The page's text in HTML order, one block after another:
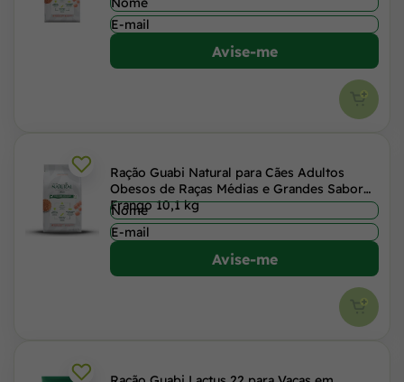
Avise-me
Ração Guabi Natural para Cães Adultos
Obesos de Raças Médias e Grandes Sabor
Frango 10,1 kg
Avise-me